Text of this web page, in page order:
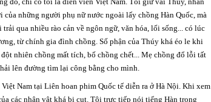
những người phụ nữ nước ngoài lấy chồng Hàn Quốc, mà
qua nhiều rào cản về ngôn ngữ, văn hóa, lối sống... có lúc
từ chính gia đình chồng. Số phận của Thúy khá éo le khi
nhiên chồng mất tích, bố chồng chết... Mẹ chồng đổ lỗi tất
lên đường tìm lại công bằng cho mình.
Nam tại Liên hoan phim Quốc tế diễn ra ở Hà Nội. Khi xem
các nhân vật khá bị cụt. Tôi trực tiếp nói tiếng Hàn trong